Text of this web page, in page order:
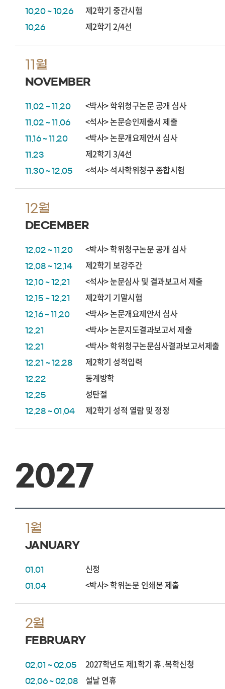
10.20 ~ 10.26 제2학기 중간시험
10.26 제2학기 2/4선
11월
NOVEMBER
11.02 ~ 11.20 <박사> 학위청구논문 공개 심사
11.02 ~ 11.06 <석사> 논문승인제출서 제출
11.16 ~ 11.20 <박사> 논문개요제안서 심사
11.23 제2학기 3/4선
11.30 ~ 12.05 <석사> 석사학위청구 종합시험
12월
DECEMBER
12.02 ~ 11.20 <박사> 학위청구논문 공개 심사
12.08 ~ 12.14 제2학기 보강주간
12.10 ~ 12.21 <석사> 눈문심사 및 결과보고서 제출
12.15 ~ 12.21 제2학기 기말시험
12.16 ~ 11.20 <박사> 논문개요제안서 심사
12.21 <박사> 논문지도결과보고서 제출
12.21 <박사> 학위청구논문심사결과보고서제출
12.21 ~ 12.28 제2학기 성적입력
12.22 동계방학
12.25 성탄절
12.28 ~ 01.04 제2학기 성적 열람 및 정정
2027
1월
JANUARY
01.01 신정
01.04 <박사> 학위논문 인쇄본 제출
2월
FEBRUARY
02.01 ~ 02.05 2027학년도 제1학기 휴․복학신청
02.06 ~ 02.08 설날 연휴